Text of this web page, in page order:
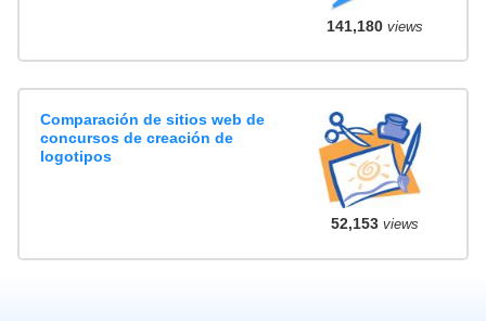
141,180views
Comparación de sitios web de
concursos de creación de
logotipos
52,153views